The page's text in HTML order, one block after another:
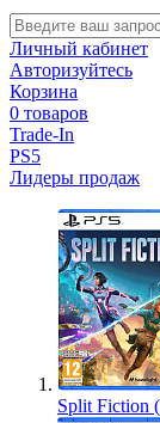
Личный кабинет
Авторизуйтесь
Корзина
0 товаров
Trade-In
PS5
Лидеры продаж
Split Fiction